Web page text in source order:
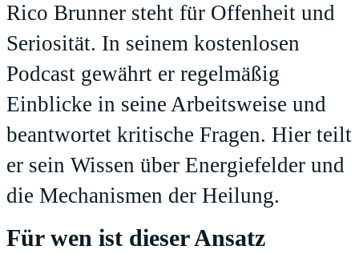
Rico Brunner steht für Offenheit und
Seriosität. In seinem kostenlosen
Podcast gewährt er regelmäßig
Einblicke in seine Arbeitsweise und
beantwortet kritische Fragen. Hier teilt
er sein Wissen über Energiefelder und
die Mechanismen der Heilung.
Für wen ist dieser Ansatz